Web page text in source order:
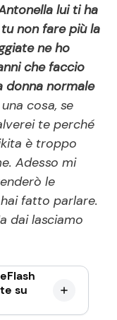
lui ti ha
non fare più la
ne ho
che faccio
donna normale
cosa, se
te perché
è troppo
Adesso mi
le
fatto parlare.
dai lasciamo
su